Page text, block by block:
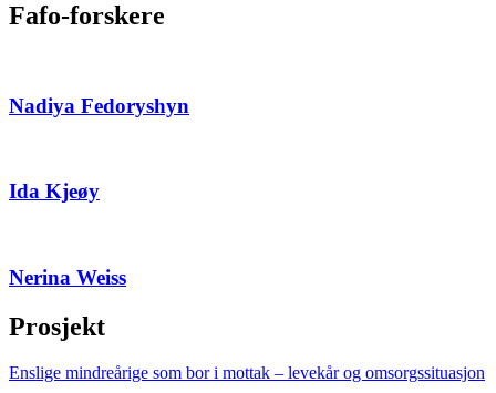
Fafo-forskere
Nadiya Fedoryshyn
Ida Kjeøy
Nerina Weiss
Prosjekt
Enslige mindreårige som bor i mottak – levekår og omsorgssituasjon